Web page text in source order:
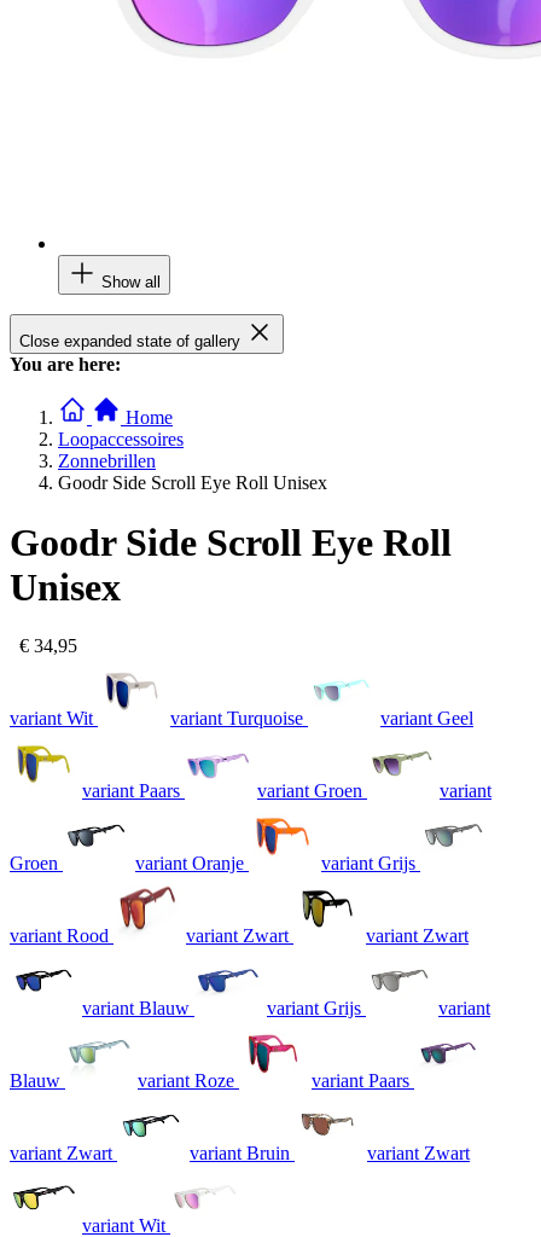
Show all
Close expanded state of gallery
You are here:
Home
Loopaccessoires
Zonnebrillen
Goodr Side Scroll Eye Roll Unisex
Goodr Side Scroll Eye Roll
Unisex
€ 34,95
variant Wit variant Turquoise variant Geel
variant Paars variant Groen variant
Groen variant Oranje variant Grijs
variant Rood variant Zwart variant Zwart
variant Blauw variant Grijs variant
Blauw variant Roze variant Paars
variant Zwart variant Bruin variant Zwart
variant Wit